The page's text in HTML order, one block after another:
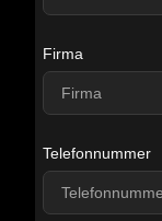
Firma
Telefonnummer